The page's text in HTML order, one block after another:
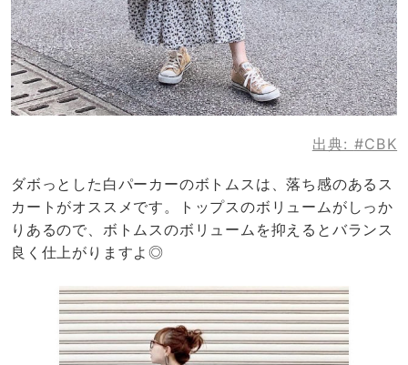
出典: #CBK
ダボっとした白パーカーのボトムスは、落ち感のあるス
カートがオススメです。トップスのボリュームがしっか
りあるので、ボトムスのボリュームを抑えるとバランス
良く仕上がりますよ◎